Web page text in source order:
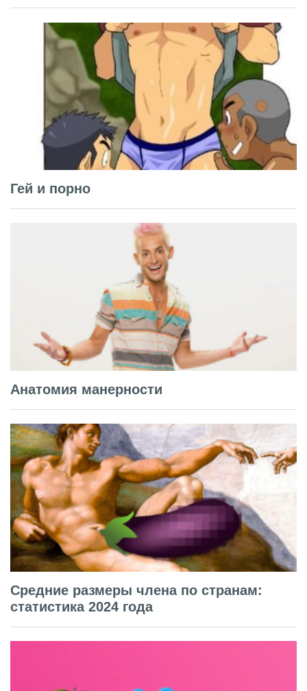
Гей и порно
Анатомия манерности
Средние размеры члена по странам:
статистика 2024 года